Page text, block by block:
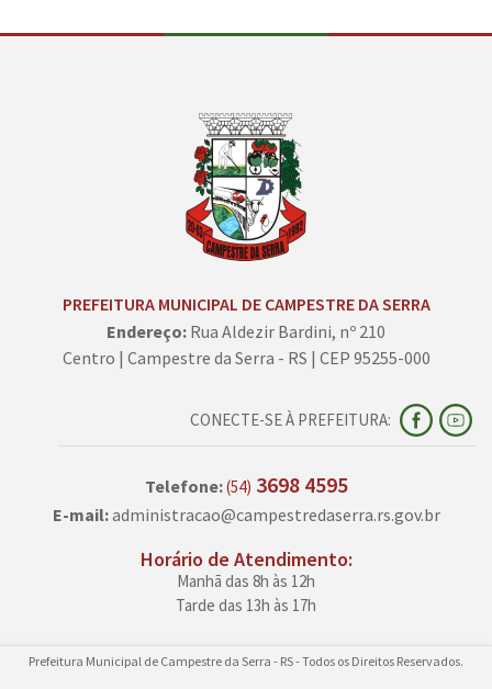
PREFEITURA MUNICIPAL DE CAMPESTRE DA SERRA
Endereço: Rua Aldezir Bardini, nº 210
Centro | Campestre da Serra - RS | CEP 95255-000
CONECTE-SE À PREFEITURA:
Telefone:(54) 3698 4595
E-mail:administracao@campestredaserra.rs.gov.br
Horário de Atendimento:
Manhã das 8h às 12h
Tarde das 13h às 17h
Prefeitura Municipal de Campestre da Serra - RS - Todos os Direitos Reservados.